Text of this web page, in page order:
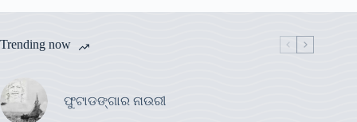
Trending now
ଫୁଟାଡଙ୍ଗାର ନାଉରୀ